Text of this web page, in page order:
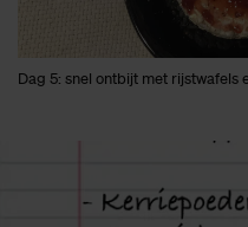
Dag 5: snel ontbijt met rijstwafels